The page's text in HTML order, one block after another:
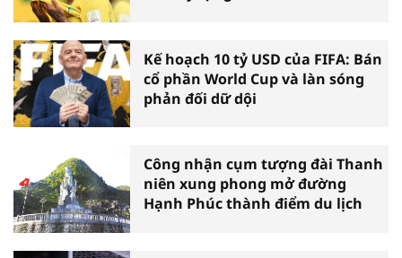
Kế hoạch 10 tỷ USD của FIFA: Bán
cổ phần World Cup và làn sóng
phản đối dữ dội
Công nhận cụm tượng đài Thanh
niên xung phong mở đường
Hạnh Phúc thành điểm du lịch